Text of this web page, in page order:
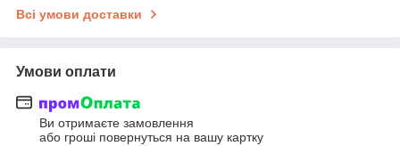
Всі умови доставки
Умови оплати
Ви отримаєте замовлення
або гроші повернуться на вашу картку